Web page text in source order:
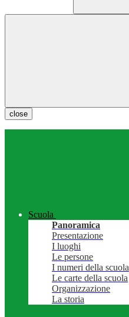
close
Scuola
Panoramica
Presentazione
I luoghi
Le persone
I numeri della scuola
Le carte della scuola
Organizzazione
La storia